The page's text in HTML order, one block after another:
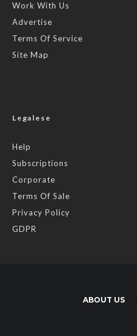
Work With Us
Advertise
Terms Of Service
Site Map
Legalese
Help
Subscriptions
Corporate
Terms Of Sale
Privacy Policy
GDPR
ABOUT US